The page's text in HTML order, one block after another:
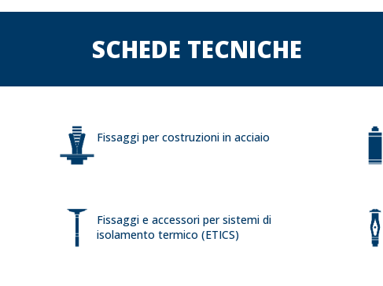
SCHEDE TECNICHE
Fissaggi per costruzioni in acciaio
Fissaggi e accessori per sistemi di
isolamento termico (ETICS)